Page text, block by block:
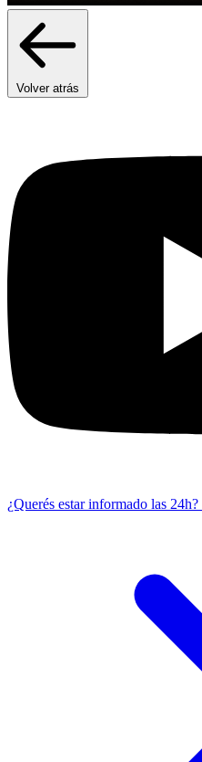
Volver atrás
¿Querés estar informado las 24h?